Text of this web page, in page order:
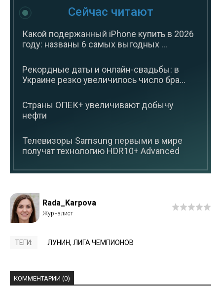
Сейчас читают
Какой подержанный iPhone купить в 2026
году: названы 6 самых выгодных ...
Рекордные даты и онлайн-свадьбы: в
Украине резко увеличилось число бра...
Страны ОПЕК+ увеличивают добычу
нефти
Телевизоры Samsung первыми в мире
получат технологию HDR10+ Advanced
Rada_Karpova
ТЕГИ: ЛУНИН, ЛИГА ЧЕМПИОНОВ
КОММЕНТАРИИ (0)